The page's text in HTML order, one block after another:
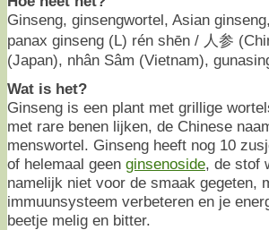
Ginseng, ginsengwortel, Asian
panax ginseng (L) rén shēn / 人参
(Japan), nhân Sâm (Vietnam),
Wat is het?
Ginseng is een plant met grillige
met rare benen lijken, de Chinese
menswortel. Ginseng heeft nog 10
of helemaal geen ginsenoside, de stof
namelijk niet voor de smaak gegeten,
immuunsysteem verbeteren en je
beetje melig en bitter.